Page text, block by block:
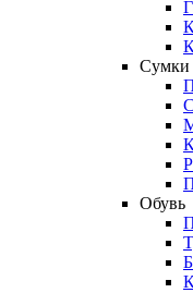
Сумки
Обувь